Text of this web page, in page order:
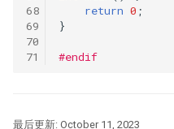
201
184
return 0 ;
}
#endif
最后更新: October 11, 2023